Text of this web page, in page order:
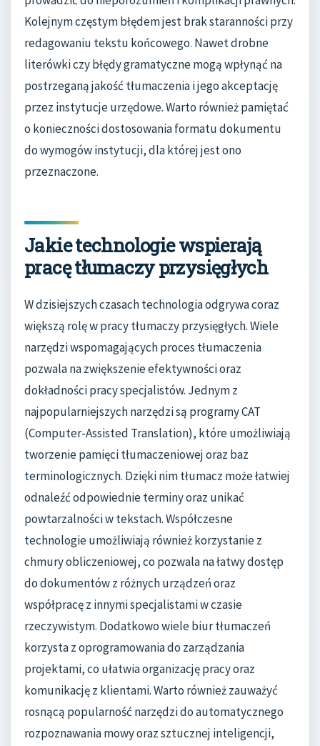
Kolejnym częstym błędem jest brak staranności przy
redagowaniu tekstu końcowego. Nawet drobne
literówki czy błędy gramatyczne mogą wpłynąć na
postrzeganą jakość tłumaczenia i jego akceptację
przez instytucje urzędowe. Warto również pamiętać
o konieczności dostosowania formatu dokumentu
do wymogów instytucji, dla której jest ono
przeznaczone.
Jakie technologie wspierają
pracę tłumaczy przysięgłych
W dzisiejszych czasach technologia odgrywa coraz
większą rolę w pracy tłumaczy przysięgłych. Wiele
narzędzi wspomagających proces tłumaczenia
pozwala na zwiększenie efektywności oraz
dokładności pracy specjalistów. Jednym z
najpopularniejszych narzędzi są programy CAT
(Computer-Assisted Translation), które umożliwiają
tworzenie pamięci tłumaczeniowej oraz baz
terminologicznych. Dzięki nim tłumacz może łatwiej
odnaleźć odpowiednie terminy oraz unikać
powtarzalności w tekstach. Współczesne
technologie umożliwiają również korzystanie z
chmury obliczeniowej, co pozwala na łatwy dostęp
do dokumentów z różnych urządzeń oraz
współpracę z innymi specjalistami w czasie
rzeczywistym. Dodatkowo wiele biur tłumaczeń
korzysta z oprogramowania do zarządzania
projektami, co ułatwia organizację pracy oraz
komunikację z klientami. Warto również zauważyć
rosnącą popularność narzędzi do automatycznego
rozpoznawania mowy oraz sztucznej inteligencji,